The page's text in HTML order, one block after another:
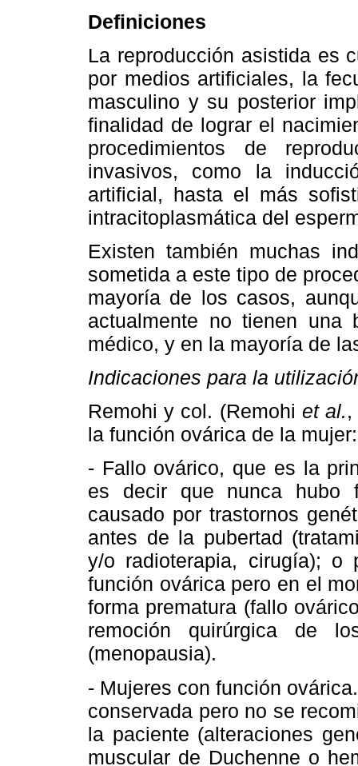
Definiciones
La reproducción asistida es
por medios artificiales, la
masculino y su posterior
finalidad de lograr el
procedimientos de
invasivos, como la
artificial, hasta el más
intracitoplasmática del
Existen también muchas
sometida a este tipo de
mayoría de los casos,
actualmente no tienen una
médico, y en la mayoría de
Indicaciones para la
Remohi y col. (Remohi et al.,
la función ovárica de la mujer:
- Fallo ovárico, que es la
es decir que nunca hubo
causado por trastornos
antes de la pubertad
y/o radioterapia, cirugía); o
función ovárica pero en el
forma prematura (fallo
remoción quirúrgica de
(menopausia).
- Mujeres con función
conservada pero no se
la paciente (alteraciones
muscular de Duchenne o